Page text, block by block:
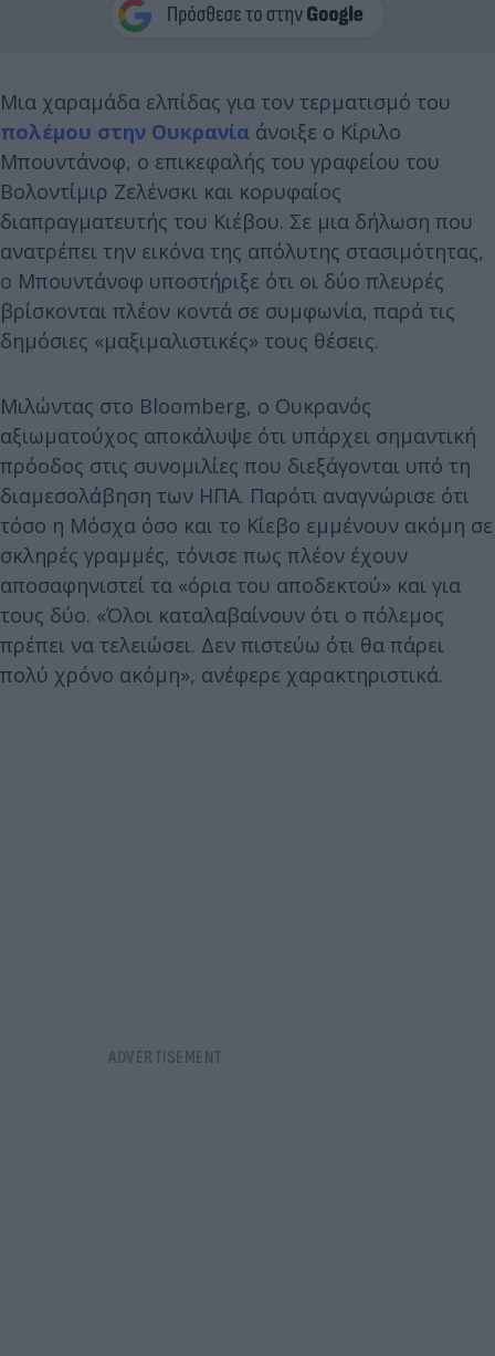
Μια χαραμάδα ελπίδας για τον τερματισμό του
πολέμου στην Ουκρανία άνοιξε ο Κίριλο
Μπουντάνοφ, ο επικεφαλής του γραφείου του
Βολοντίμιρ Ζελένσκι και κορυφαίος
διαπραγματευτής του Κιέβου. Σε μια δήλωση που
ανατρέπει την εικόνα της απόλυτης στασιμότητας,
ο Μπουντάνοφ υποστήριξε ότι οι δύο πλευρές
βρίσκονται πλέον κοντά σε συμφωνία, παρά τις
δημόσιες «μαξιμαλιστικές» τους θέσεις.
Μιλώντας στο Bloomberg, ο Ουκρανός
αξιωματούχος αποκάλυψε ότι υπάρχει σημαντική
πρόοδος στις συνομιλίες που διεξάγονται υπό τη
διαμεσολάβηση των ΗΠΑ. Παρότι αναγνώρισε ότι
τόσο η Μόσχα όσο και το Κίεβο εμμένουν ακόμη σε
σκληρές γραμμές, τόνισε πως πλέον έχουν
αποσαφηνιστεί τα «όρια του αποδεκτού» και για
τους δύο. «Όλοι καταλαβαίνουν ότι ο πόλεμος
πρέπει να τελειώσει. Δεν πιστεύω ότι θα πάρει
πολύ χρόνο ακόμη», ανέφερε χαρακτηριστικά.